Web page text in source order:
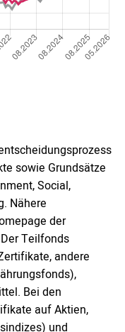
sowie Grundsätze
Social,
Nähere
der
Teilfonds
andere
Bei den
auf Aktien,
und